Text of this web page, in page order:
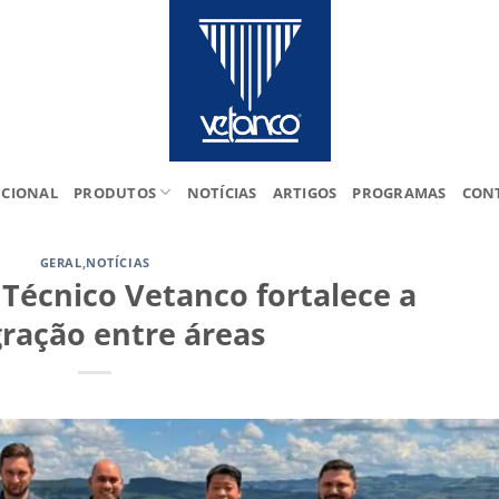
PRODUTOS NOTÍCIAS ARTIGOS PROGRAMAS
GERAL,NOTÍCIAS
Vetanco fortalece a
entre áreas